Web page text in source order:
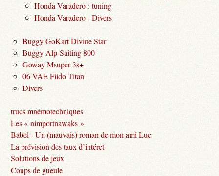
Honda Varadero : tuning
Honda Varadero - Divers
Buggy GoKart Divine Star
Buggy Alp-Saiting 800
Goway Msuper 3s+
06 VAE Fiido Titan
Divers
trucs mnémotechniques
Les « nimportnawaks »
Babel - Un (mauvais) roman de mon ami Luc
La prévision des taux d’intéret
Solutions de jeux
Coups de gueule